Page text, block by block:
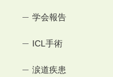
学会報告
ICL手術
涙道疾患